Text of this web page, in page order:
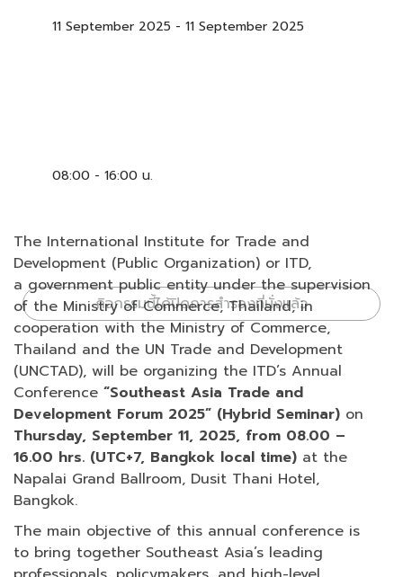
11 September 2025 - 11 September 2025
08:00 - 16:00 น.
กิจกรรมนี้ได้ปิดการสำรองที่นั่งแล้ว
The International Institute for Trade and
Development (Public Organization) or ITD,
a government public entity under the supervision
of the Ministry of Commerce, Thailand, in
cooperation with the Ministry of Commerce,
Thailand and the UN Trade and Development
(UNCTAD), will be organizing the ITD’s Annual
Conference “Southeast Asia Trade and
Development Forum 2025” (Hybrid Seminar) on
Thursday, September 11, 2025, from 08.00 –
16.00 hrs. (UTC+7, Bangkok local time) at the
Napalai Grand Ballroom, Dusit Thani Hotel,
Bangkok.
The main objective of this annual conference is
to bring together Southeast Asia’s leading